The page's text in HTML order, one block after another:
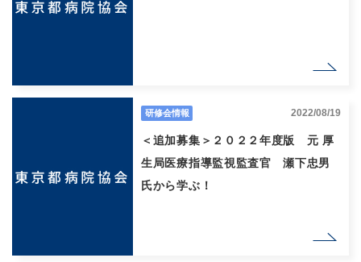
研修会情報 2022/08/19
＜追加募集＞２０２２年度版 元 厚
生局医療指導監視監査官 瀬下忠男
氏から学ぶ！